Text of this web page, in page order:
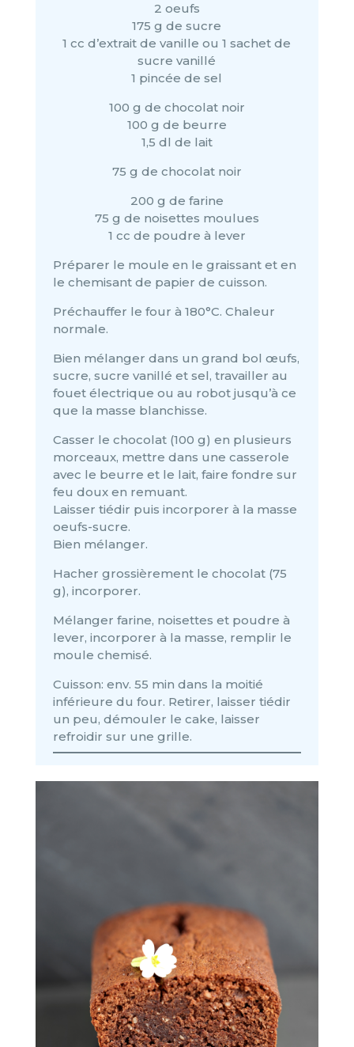
2 oeufs
175 g de sucre
1 cc d’extrait de vanille ou 1 sachet de
sucre vanillé
1 pincée de sel
100 g de chocolat noir
100 g de beurre
1,5 dl de lait
75 g de chocolat noir
200 g de farine
75 g de noisettes moulues
1 cc de poudre à lever
Préparer le moule en le graissant et en
le chemisant de papier de cuisson.
Préchauffer le four à 180°C. Chaleur
normale.
Bien mélanger dans un grand bol œufs,
sucre, sucre vanillé et sel, travailler au
fouet électrique ou au robot jusqu’à ce
que la masse blanchisse.
Casser le chocolat (100 g) en plusieurs
morceaux, mettre dans une casserole
avec le beurre et le lait, faire fondre sur
feu doux en remuant.
Laisser tiédir puis incorporer à la masse
oeufs-sucre.
Bien mélanger.
Hacher grossièrement le chocolat (75
g), incorporer.
Mélanger farine, noisettes et poudre à
lever, incorporer à la masse, remplir le
moule chemisé.
Cuisson: env. 55 min dans la moitié
inférieure du four. Retirer, laisser tiédir
un peu, démouler le cake, laisser
refroidir sur une grille.